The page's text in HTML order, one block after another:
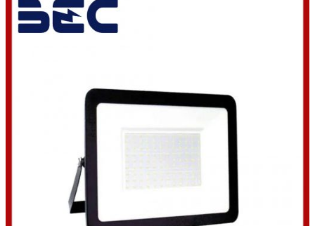
โคมไฟถนน LED 20W
โคมไฟถนนโซล่าเซลล์
สปอร์ตไลท์ LED 100W
สปอร์ตไลท์ LED 200W
สปอร์ตไลท์ LED 50W
สปอร์ตไลท์โซล่าเซลล์
ติดต่อเรา
ค้นหา: